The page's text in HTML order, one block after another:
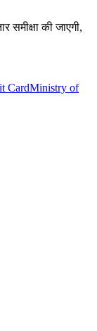
की जाएगी,
CardMinistry of